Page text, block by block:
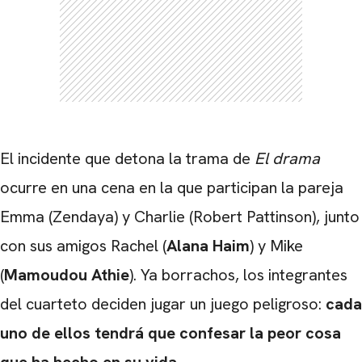
El incidente que detona la trama de El drama
ocurre en una cena en la que participan la pareja
Emma (Zendaya) y Charlie (Robert Pattinson), junto
con sus amigos Rachel (Alana Haim) y Mike
(Mamoudou Athie). Ya borrachos, los integrantes
del cuarteto deciden jugar un juego peligroso: cada
uno de ellos tendrá que confesar la peor cosa